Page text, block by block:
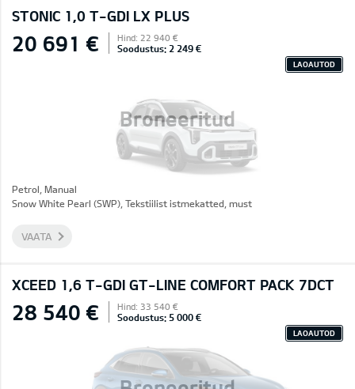
STONIC 1,0 T-GDI LX PLUS
Broneeritud
20 691 € Hind: 22 940 €
Soodustus: 2 249 €
LAOAUTOD
Petrol, Manual
Snow White Pearl (SWP), Tekstiilist istmekatted, must
VAATA
XCEED 1,6 T-GDI GT-LINE COMFORT PACK 7DCT
28 540 € Hind: 33 540 €
Soodustus: 5 000 €
LAOAUTOD